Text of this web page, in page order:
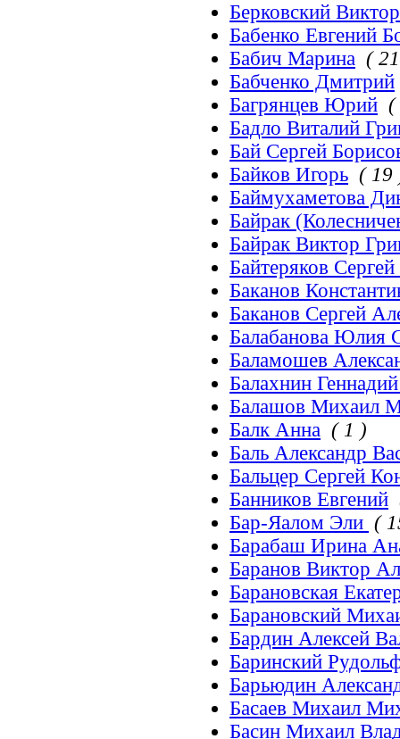
Берковский Виктор
Бабенко Евгений
Бабич Марина (
Бабченко Дмитрий
Багрянцев Юрий (
Бадло Виталий
Бай Сергей
Байков Игорь ( 19
Баймухаметова
Байрак
Байрак Виктор
Байтеряков
Баканов
Баканов Сергей
Балабанова Юлия
Баламошев
Балахнин
Балашов Михаил
Балк Анна ( 1 )
Баль Александр
Бальцер Сергей
Банников Евгений
Бар-Яалом Эли (
Барабаш Ирина
Баранов Виктор
Барановская
Барановский
Бардин Алексей
Баринский
Барьюдин
Басаев Михаил
Басин Михаил